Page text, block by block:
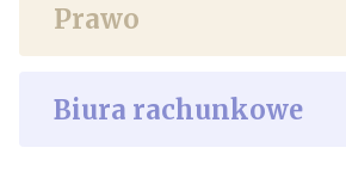
Prawo
Biura rachunkowe